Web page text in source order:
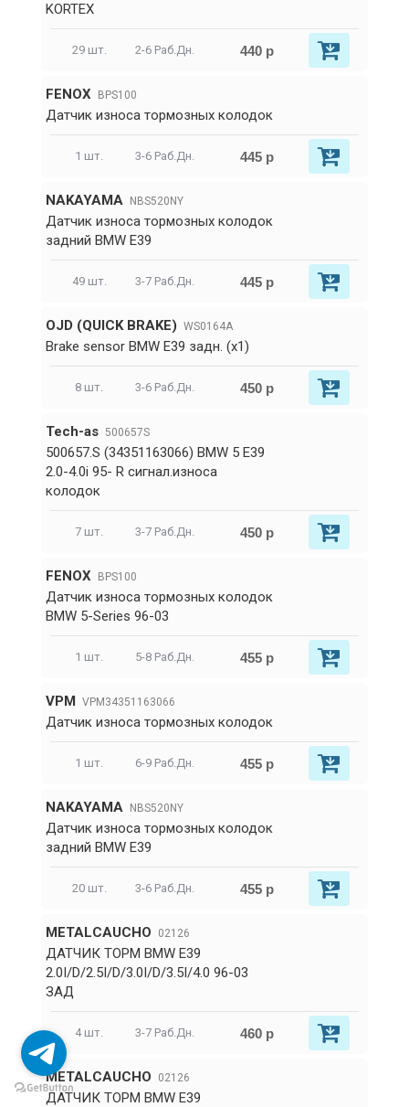
KORTEX
29 шт. 2-6 Раб.Дн. 440 р
FENOX BPS100
Датчик износа тормозных колодок
1 шт. 3-6 Раб.Дн. 445 р
NAKAYAMA NBS520NY
Датчик износа тормозных колодок
задний BMW E39
49 шт. 3-7 Раб.Дн. 445 р
OJD (QUICK BRAKE) WS0164A
Brake sensor BMW E39 задн. (x1)
8 шт. 3-6 Раб.Дн. 450 р
Tech-as 500657S
500657.S (34351163066) BMW 5 E39
2.0-4.0i 95- R сигнал.износа
колодок
7 шт. 3-7 Раб.Дн. 450 р
FENOX BPS100
Датчик износа тормозных колодок
BMW 5-Series 96-03
1 шт. 5-8 Раб.Дн. 455 р
VPM VPM34351163066
Датчик износа тормозных колодок
1 шт. 6-9 Раб.Дн. 455 р
NAKAYAMA NBS520NY
Датчик износа тормозных колодок
задний BMW E39
20 шт. 3-6 Раб.Дн. 455 р
METALCAUCHO 02126
ДАТЧИК ТОРМ BMW E39
2.0I/D/2.5I/D/3.0I/D/3.5I/4.0 96-03
ЗАД
4 шт. 3-7 Раб.Дн. 460 р
METALCAUCHO 02126
ДАТЧИК ТОРМ BMW E39